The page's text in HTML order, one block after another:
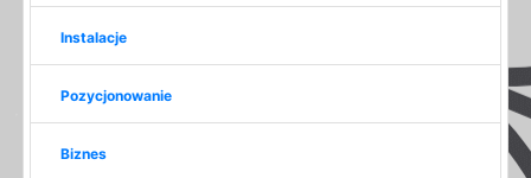
Instalacje
Pozycjonowanie
Biznes